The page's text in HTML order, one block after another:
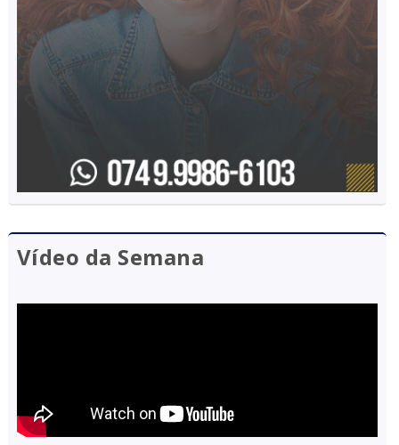
Vídeo da Semana